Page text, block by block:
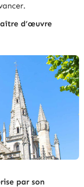
d’œuvre
par son